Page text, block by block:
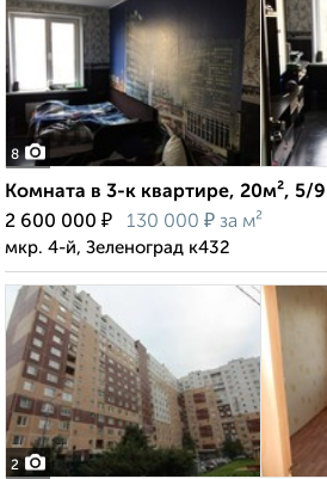
8
Комната в 3-к квартире, 20м², 5/
2 600 000 ₽ 130 000 ₽ за м²
мкр. 4-й, Зеленоград к432
2